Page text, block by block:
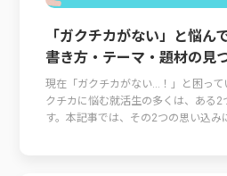
「ガクチカがない」と悩ん
書き方・テーマ・題材の見
現在「ガクチカがない…！」と困っ
クチカに悩む就活生の多くは、ある2
す。本記事では、その2つの思い込み